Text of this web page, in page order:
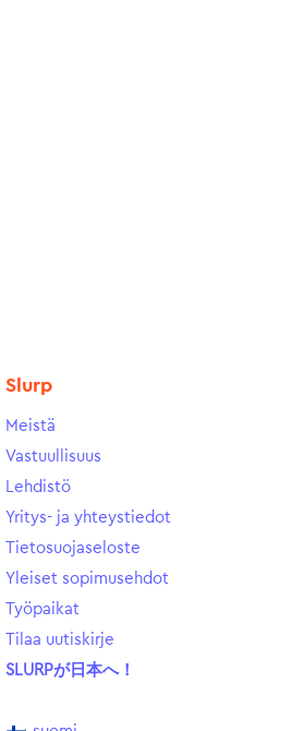
Slurp
Meistä
Vastuullisuus
Lehdistö
Yritys- ja yhteystiedot
Tietosuojaseloste
Yleiset sopimusehdot
Työpaikat
Tilaa uutiskirje
SLURPが日本へ！